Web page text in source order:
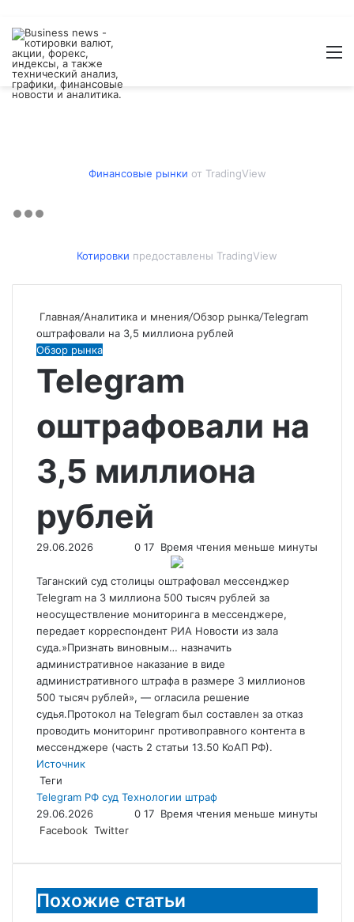
Финансовые рынки от TradingView
Котировки предоставлены TradingView
Главная/Аналитика и мнения/Обзор рынка/Telegram
оштрафовали на 3,5 миллиона рублей
Обзор рынка
Telegram
оштрафовали на
3,5 миллиона
рублей
29.06.2026 0 17 Время чтения меньше минуты
Таганский суд столицы оштрафовал мессенджер
Telegram на 3 миллиона 500 тысяч рублей за
неосуществление мониторинга в мессенджере,
передает корреспондент РИА Новости из зала
суда.»Признать виновным… назначить
административное наказание в виде
административного штрафа в размере 3 миллионов
500 тысяч рублей», — огласила решение
судья.Протокол на Telegram был составлен за отказ
проводить мониторинг противоправного контента в
мессенджере (часть 2 статьи 13.50 КоАП РФ).
Источник
Теги
Telegram РФ суд Технологии штраф
29.06.2026
0 17 Время чтения меньше минуты
Facebook Twitter
электронную
Похожие статьи